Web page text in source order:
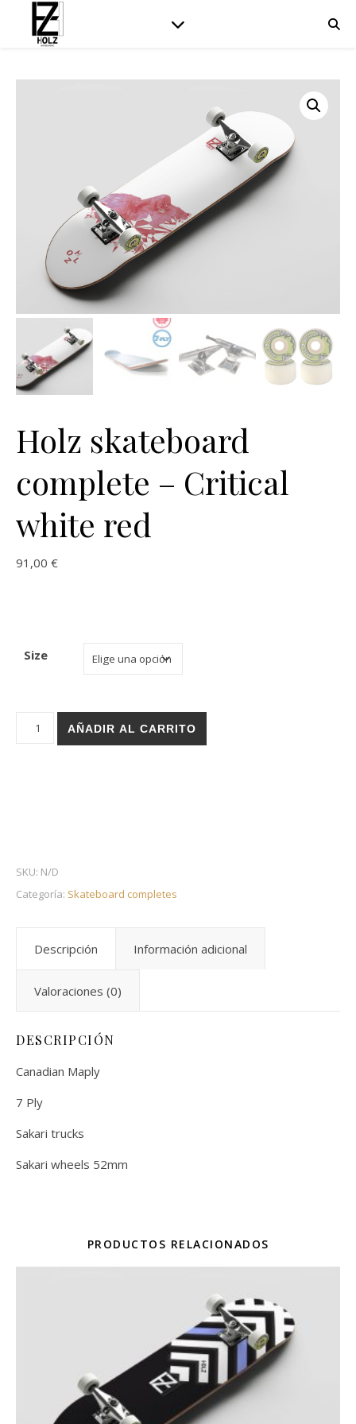
Holz skateboard
complete – Critical
white red
91,00 €
Size
Holz skateboard complete - Critical white red cantidad
AÑADIR AL CARRITO
SKU: N/D
Categoría: Skateboard completes
Descripción Información adicional
Valoraciones (0)
DESCRIPCIÓN
Canadian Maply
7 Ply
Sakari trucks
Sakari wheels 52mm
PRODUCTOS RELACIONADOS